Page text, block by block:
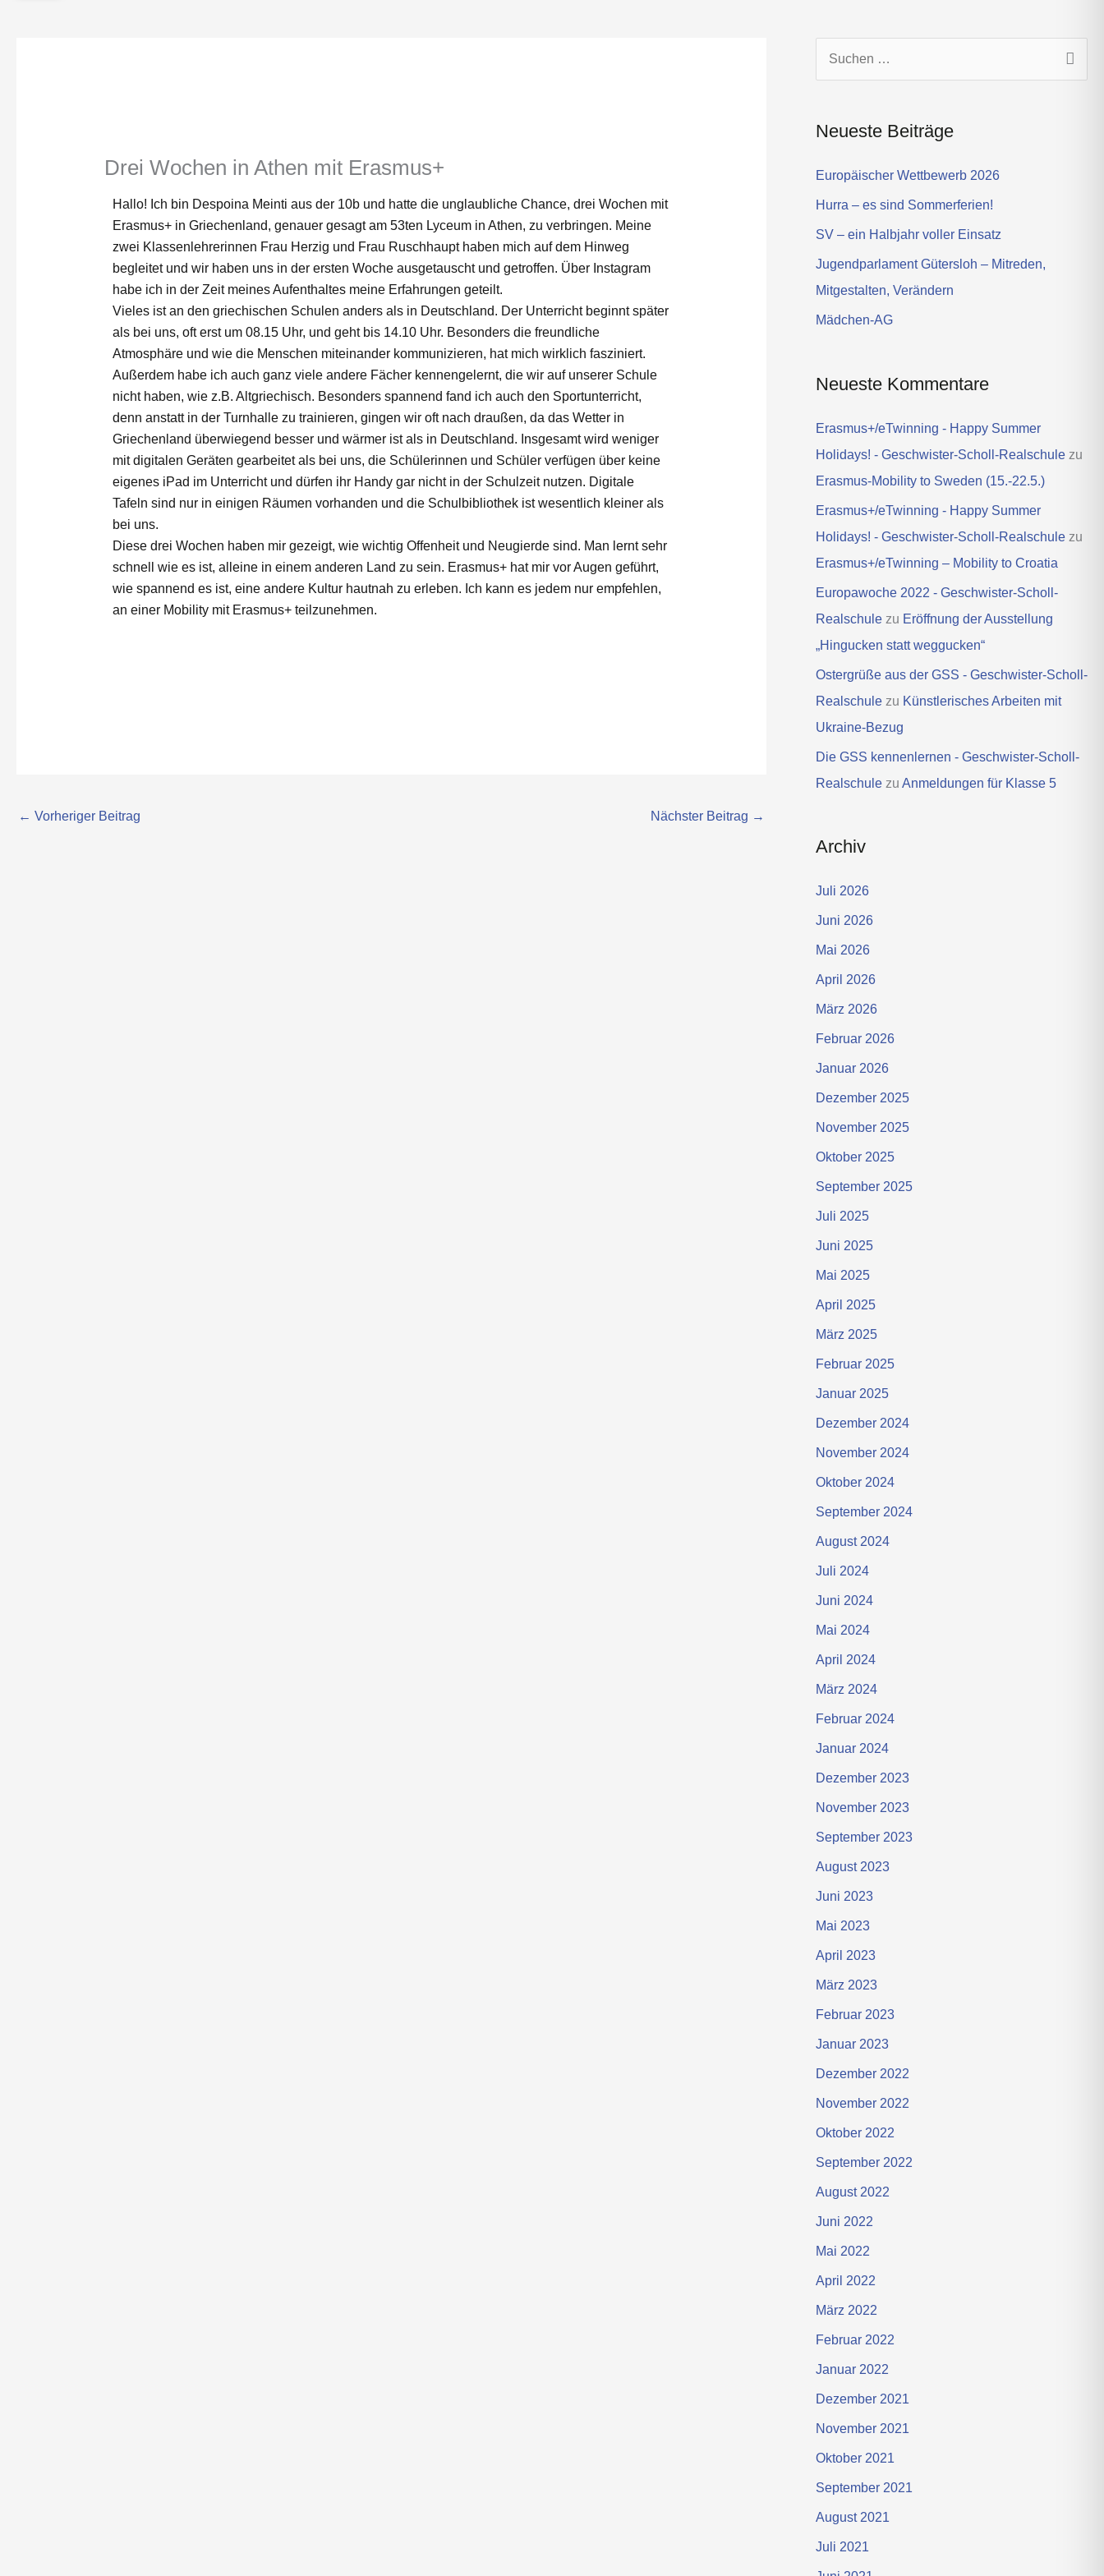
a
g
r
Drei Wochen in Athen mit Erasmus+
Hallo! Ich bin Despoina Meinti aus der 10b und hatte die unglaubliche Chance, drei Wochen mit
Erasmus+ in Griechenland, genauer gesagt am 53ten Lyceum in Athen, zu verbringen. Meine
zwei Klassenlehrerinnen Frau Herzig und Frau Ruschhaupt haben mich auf dem Hinweg
begleitet und wir haben uns in der ersten Woche ausgetauscht und getroffen. Über Instagram
habe ich in der Zeit meines Aufenthaltes meine Erfahrungen geteilt.
Vieles ist an den griechischen Schulen anders als in Deutschland. Der Unterricht beginnt später
als bei uns, oft erst um 08.15 Uhr, und geht bis 14.10 Uhr. Besonders die freundliche
Atmosphäre und wie die Menschen miteinander kommunizieren, hat mich wirklich fasziniert.
Außerdem habe ich auch ganz viele andere Fächer kennengelernt, die wir auf unserer Schule
nicht haben, wie z.B. Altgriechisch. Besonders spannend fand ich auch den Sportunterricht,
denn anstatt in der Turnhalle zu trainieren, gingen wir oft nach draußen, da das Wetter in
Griechenland überwiegend besser und wärmer ist als in Deutschland. Insgesamt wird weniger
mit digitalen Geräten gearbeitet als bei uns, die Schülerinnen und Schüler verfügen über keine
eigenes iPad im Unterricht und dürfen ihr Handy gar nicht in der Schulzeit nutzen. Digitale
Tafeln sind nur in einigen Räumen vorhanden und die Schulbibliothek ist wesentlich kleiner als
bei uns.
Diese drei Wochen haben mir gezeigt, wie wichtig Offenheit und Neugierde sind. Man lernt sehr
schnell wie es ist, alleine in einem anderen Land zu sein. Erasmus+ hat mir vor Augen geführt,
wie spannend es ist, eine andere Kultur hautnah zu erleben. Ich kann es jedem nur empfehlen,
an einer Mobility mit Erasmus+ teilzunehmen.
← Vorheriger Beitrag Nächster Beitrag →
e
:
Neueste Beiträge
Europäischer Wettbewerb 2026
Hurra – es sind Sommerferien!
SV – ein Halbjahr voller Einsatz
Jugendparlament Gütersloh – Mitreden,
Mitgestalten, Verändern
Mädchen-AG
Neueste Kommentare
Erasmus+/eTwinning - Happy Summer
Holidays! - Geschwister-Scholl-Realschulezu
Erasmus-Mobility to Sweden (15.-22.5.)
Erasmus+/eTwinning - Happy Summer
Holidays! - Geschwister-Scholl-Realschulezu
Erasmus+/eTwinning – Mobility to Croatia
Europawoche 2022 - Geschwister-Scholl-
Realschulezu Eröffnung der Ausstellung
„Hingucken statt weggucken“
Ostergrüße aus der GSS - Geschwister-Scholl-
Realschulezu Künstlerisches Arbeiten mit
Ukraine-Bezug
Die GSS kennenlernen - Geschwister-Scholl-
Realschulezu Anmeldungen für Klasse 5
Archiv
Juli 2026
Juni 2026
Mai 2026
April 2026
März 2026
Februar 2026
Januar 2026
Dezember 2025
November 2025
Oktober 2025
September 2025
Juli 2025
Juni 2025
Mai 2025
April 2025
März 2025
Februar 2025
Januar 2025
Dezember 2024
November 2024
Oktober 2024
September 2024
August 2024
Juli 2024
Juni 2024
Mai 2024
April 2024
März 2024
Februar 2024
Januar 2024
Dezember 2023
November 2023
September 2023
August 2023
Juni 2023
Mai 2023
April 2023
März 2023
Februar 2023
Januar 2023
Dezember 2022
November 2022
Oktober 2022
September 2022
August 2022
Juni 2022
Mai 2022
April 2022
März 2022
Februar 2022
Januar 2022
Dezember 2021
November 2021
Oktober 2021
September 2021
August 2021
Juli 2021